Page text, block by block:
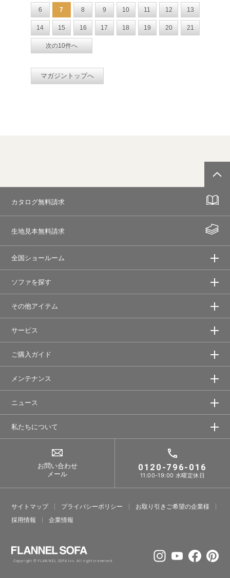
6 7 8 9 10 11 12 13
14 15 16 17 18 19 20 21
次の10件へ
マガジントップへ
カタログ無料請求
生地見本無料請求
全国ショールーム
ソファを探す
その他アイテム
サービス
ご購入ガイド
メンテナンス
ニュース
私たちについて
お問い合わせ
メール
0120-796-016
11:00-19:00 水曜定休日
サイトマップ プライバシーポリシー
お取り引きご希望の企業様
採⽤情報
企業情報
Copyright © FLANNEL SOFA Inc. All rights reserved